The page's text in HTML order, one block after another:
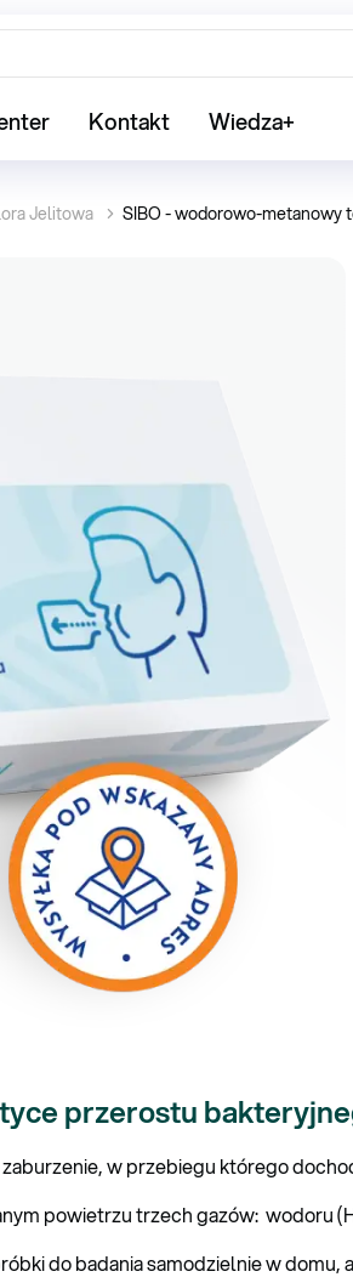
Kontakt Wiedza+
Jelitowa SIBO - wodorowo-metanowy
przerostu
w przebiegu którego
powietrzu trzech gazów: wodoru
do badania samodzielnie w